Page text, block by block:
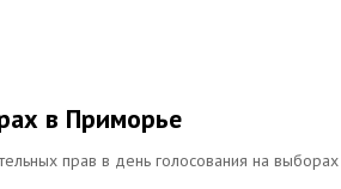
в Приморье
прав в день голосования на